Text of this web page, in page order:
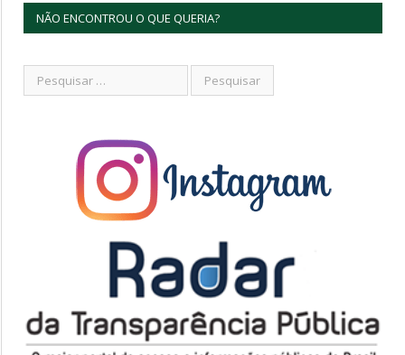
NÃO ENCONTROU O QUE QUERIA?